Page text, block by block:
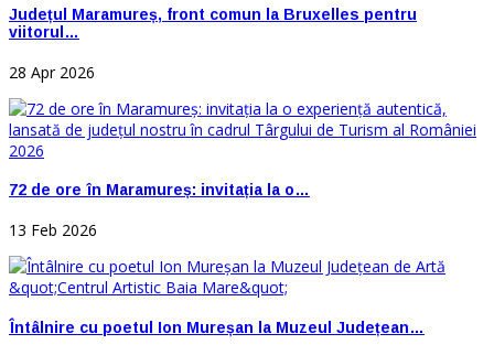
Județul Maramureș, front comun la Bruxelles pentru
viitorul…
28 Apr 2026
72 de ore în Maramureș: invitația la o…
13 Feb 2026
Întâlnire cu poetul Ion Mureșan la Muzeul Județean…